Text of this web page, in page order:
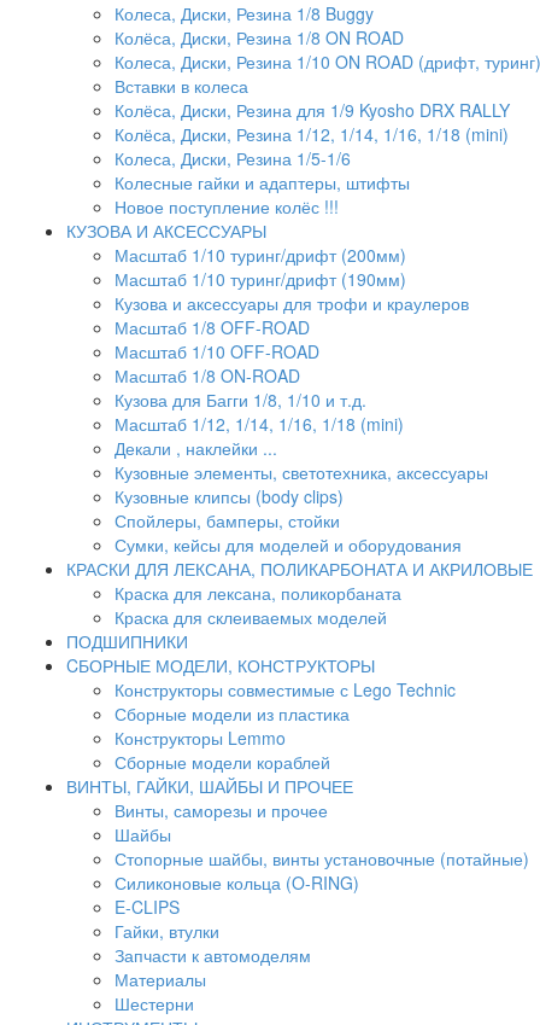
Колеса, Диски, Резина 1/8 Buggy
Колёса, Диски, Резина 1/8 ON ROAD
Колеса, Диски, Резина 1/10 ON ROAD (дрифт, туринг)
Вставки в колеса
Колёса, Диски, Резина для 1/9 Kyosho DRX RALLY
Колёса, Диски, Резина 1/12, 1/14, 1/16, 1/18 (mini)
Колеса, Диски, Резина 1/5-1/6
Колесные гайки и адаптеры, штифты
Новое поступление колёс !!!
КУЗОВА И АКСЕССУАРЫ
Масштаб 1/10 туринг/дрифт (200мм)
Масштаб 1/10 туринг/дрифт (190мм)
Кузова и аксессуары для трофи и краулеров
Масштаб 1/8 OFF-ROAD
Масштаб 1/10 OFF-ROAD
Масштаб 1/8 ON-ROAD
Кузова для Багги 1/8, 1/10 и т.д.
Масштаб 1/12, 1/14, 1/16, 1/18 (mini)
Декали , наклейки ...
Кузовные элементы, светотехника, аксессуары
Кузовные клипсы (body clips)
Спойлеры, бамперы, стойки
Сумки, кейсы для моделей и оборудования
КРАСКИ ДЛЯ ЛЕКСАНА, ПОЛИКАРБОНАТА И АКРИЛОВЫЕ
Краска для лексана, поликорбаната
Краска для склеиваемых моделей
ПОДШИПНИКИ
CБОРНЫЕ МОДЕЛИ, КОНСТРУКТОРЫ
Конструкторы совместимые с Lego Technic
Сборные модели из пластика
Конструкторы Lemmo
Сборные модели кораблей
ВИНТЫ, ГАЙКИ, ШАЙБЫ И ПРОЧЕЕ
Винты, саморезы и прочее
Шайбы
Стопорные шайбы, винты установочные (потайные)
Силиконовые кольца (O-RING)
E-CLIPS
Гайки, втулки
Запчасти к автомоделям
Материалы
Шестерни